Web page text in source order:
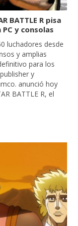
BATTLE R pisa
y consolas
luchadores desde
y amplias
para los
y
anunció hoy
BATTLE R, el